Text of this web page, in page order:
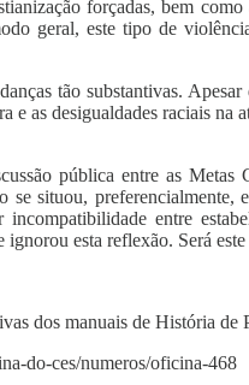
forçadas, bem
geral, este tipo de
tão substantivas.
e as desigualdades raciais
pública entre as
situou,
entre
esta reflexão. Será
dos manuais de História de
do-ces/numeros/oficina-468